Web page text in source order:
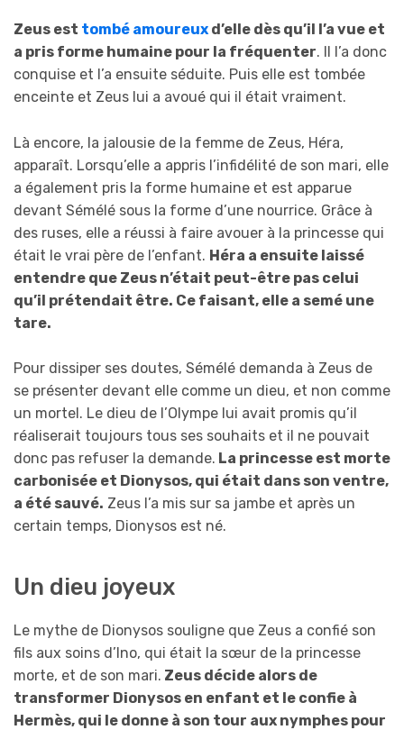
Zeus est tombé amoureux d’elle dès qu’il l’a vue et
a pris forme humaine pour la fréquenter. Il l’a donc
conquise et l’a ensuite séduite. Puis elle est tombée
enceinte et Zeus lui a avoué qui il était vraiment.
Là encore, la jalousie de la femme de Zeus, Héra,
apparaît. Lorsqu’elle a appris l’infidélité de son mari, elle
a également pris la forme humaine et est apparue
devant Sémélé sous la forme d’une nourrice. Grâce à
des ruses, elle a réussi à faire avouer à la princesse qui
était le vrai père de l’enfant. Héra a ensuite laissé
entendre que Zeus n’était peut-être pas celui
qu’il prétendait être. Ce faisant, elle a semé une
tare.
Pour dissiper ses doutes, Sémélé demanda à Zeus de
se présenter devant elle comme un dieu, et non comme
un mortel. Le dieu de l’Olympe lui avait promis qu’il
réaliserait toujours tous ses souhaits et il ne pouvait
donc pas refuser la demande. La princesse est morte
carbonisée et Dionysos, qui était dans son ventre,
a été sauvé. Zeus l’a mis sur sa jambe et après un
certain temps, Dionysos est né.
Un dieu joyeux
Le mythe de Dionysos souligne que Zeus a confié son
fils aux soins d’Ino, qui était la sœur de la princesse
morte, et de son mari. Zeus décide alors de
transformer Dionysos en enfant et le confie à
Hermès, qui le donne à son tour aux nymphes pour